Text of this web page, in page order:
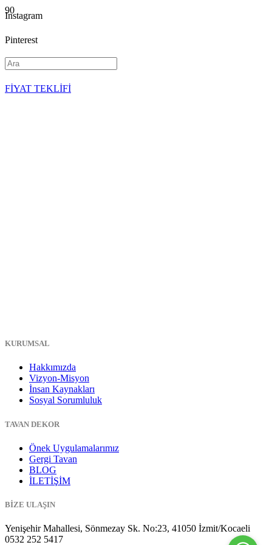
Instagram
Pinterest
YouTube
FİYAT TEKLİFİ
KURUMSAL
Hakkımızda
Vizyon-Misyon
İnsan Kaynakları
Sosyal Sorumluluk
TAVAN DEKOR
Önek Uygulamalarımız
Gergi Tavan
BLOG
İLETİŞİM
BİZE ULAŞIN
Yenişehir Mahallesi, Sönmezay Sk. No:23, 41050 İzmit/Kocaeli
0532 252 5417